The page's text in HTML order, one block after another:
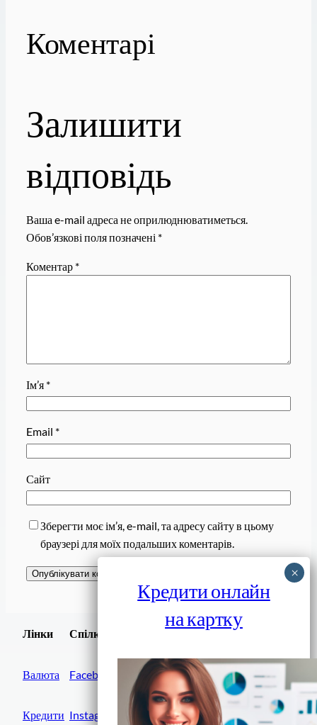
Коментарі
Залишити
відповідь
Ваша e-mail адреса не оприлюднюватиметься.
Обов’язкові поля позначені *
Коментар *
Ім’я *
Email *
Сайт
Зберегти моє ім’я, e-mail, та адресу сайту в цьому
браузері для моїх подальших коментарів.
Лінки
Валюта
Кредити
Спілки
Facebook
Instagram
Завантажити
Кредити онлайн
на картку